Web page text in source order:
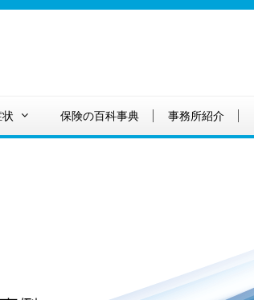
保険の百科事典 事務所紹介